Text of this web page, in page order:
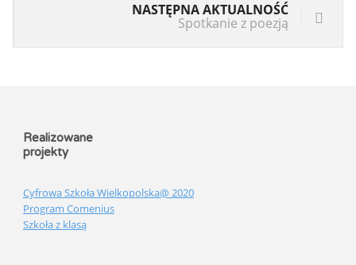
NASTĘPNA AKTUALNOŚĆ
Spotkanie z poezją
Realizowane
projekty
Cyfrowa Szkoła Wielkopolska@ 2020
Program Comenius
Szkoła z klasą